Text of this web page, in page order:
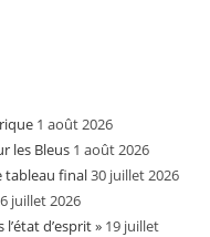
1 août 2026
les Bleus 1 août 2026
tableau final30 juillet 2026
juillet 2026
d’esprit » 19 juillet